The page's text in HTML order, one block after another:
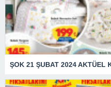
ŞOK 21 ŞUBAT 2024 AKTÜEL